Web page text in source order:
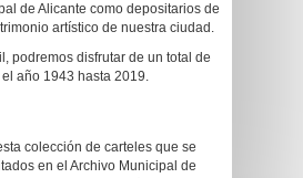
de Alicante como depositarios de
artístico de nuestra ciudad.
, podremos disfrutar de un total de
año 1943 hasta 2019.
colección de carteles que se
en el Archivo Municipal de